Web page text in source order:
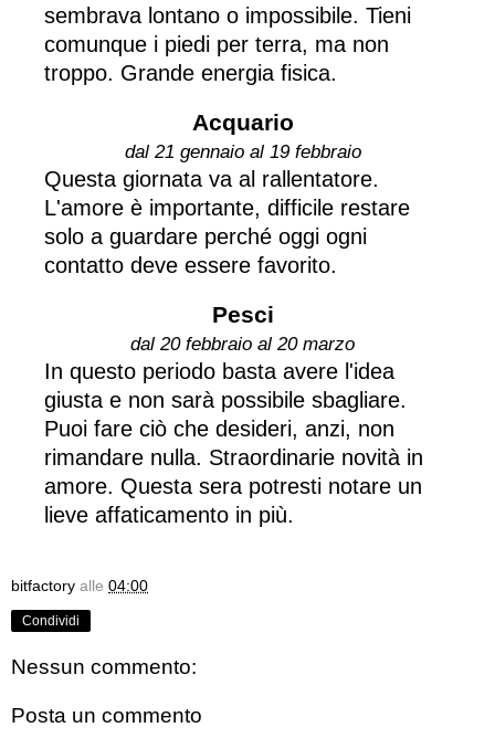
sembrava lontano o impossibile. Tieni
comunque i piedi per terra, ma non
troppo. Grande energia fisica.
Acquario
dal 21 gennaio al 19 febbraio
Questa giornata va al rallentatore.
L'amore è importante, difficile restare
solo a guardare perché oggi ogni
contatto deve essere favorito.
Pesci
dal 20 febbraio al 20 marzo
In questo periodo basta avere l'idea
giusta e non sarà possibile sbagliare.
Puoi fare ciò che desideri, anzi, non
rimandare nulla. Straordinarie novità in
amore. Questa sera potresti notare un
lieve affaticamento in più.
bitfactory alle 04:00
Condividi
Nessun commento:
Posta un commento